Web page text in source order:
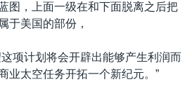
图，上面一级在和下面脱离之后把
于美国的部份，
项计划将会开辟出能够产生利润而
业太空任务开拓一个新纪元。”